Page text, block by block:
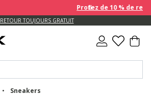
Profitez de 10 % de
RETOUR TOUJOURS GRATUIT
Sneakers